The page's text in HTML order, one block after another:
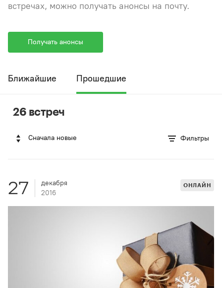
встречах, можно получать анонсы на почту.
Получать анонсы
Ближайшие Прошедшие
26 встреч
Сначала новые Фильтры
27
декабря
2016
ОНЛАЙН